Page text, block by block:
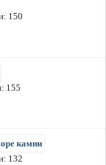
150
155
камни
132